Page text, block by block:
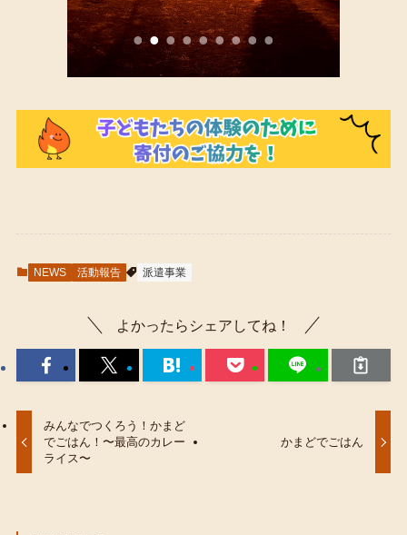
NEWS 活動報告 派遣事業
よかったらシェアしてね！
みんなでつくろう！かまど
でごはん！〜最高のカレー
ライス〜
かまどでごはん